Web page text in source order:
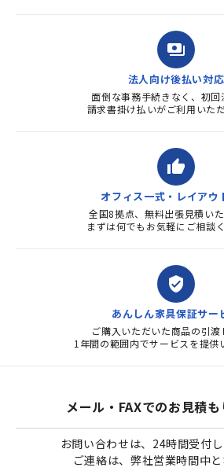
payments
法人向け後払い対応
面倒な事務手続きなく、初回
請求書掛け払いがご利用いただ
thumb_up
オフィス一式・レイアウ
全国8拠点、無料出張見積いた
まずは何でもお気軽にご相談く
verified_user
あんしん家具保証サー
ご購入いただいた商品の引渡
1年間の範囲内でサービスを提供
メール・FAXでのお見積
お問い合わせは、24時間受付し
ご連絡は、弊社営業時間中と